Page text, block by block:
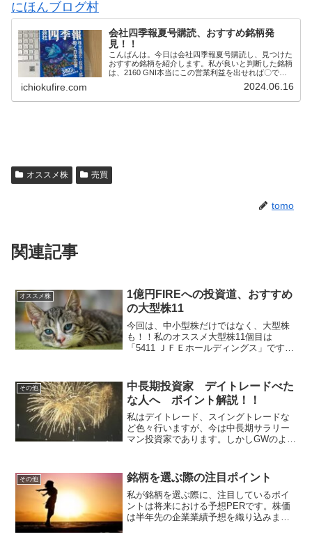
にほんブログ村
会社四季報夏号購読、おすすめ銘柄発
見！！
こんばんは。今日は会社四季報夏号購読し、見つけた
おすすめ銘柄を紹介します。私が良いと判断した銘柄
は、2160 GNI本当にこの営業利益を出せれば〇です
が、まだ半信半疑です。第二四半期決算が出るまで様
子見です△2980 SREアナリスト予想よ...
ichiokufire.com 2024.06.16
オススメ株 売買
tomo
関連記事
オススメ株
1億円FIREへの投資道、おすすめ
の大型株11
今回は、中小型株だけではなく、大型株
も！！私のオススメ大型株11個目は
「5411 ＪＦＥホールディングス」です。
ＪＦＥスチールが中核の持株会社であり
ます。売上高...
その他
中長期投資家 デイトレードべた
な人へ ポイント解説！！
私はデイトレード、スイングトレードな
ど色々行いますが、今は中長期サラリー
マン投資家であります。しかしGWのよう
持ち株の整理を行ったりしています。私
もそうですが、デイトレ...
その他 銘柄を選ぶ際の注目ポイント
私が銘柄を選ぶ際に、注目しているポイ
ントは将来における予想PERです。株価
は半年先の企業業績予想を織り込みま